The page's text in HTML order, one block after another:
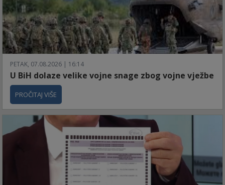
PETAK, 07.08.2026 | 16:14
U BiH dolaze velike vojne snage zbog vojne vježbe
PROČITAJ VIŠE